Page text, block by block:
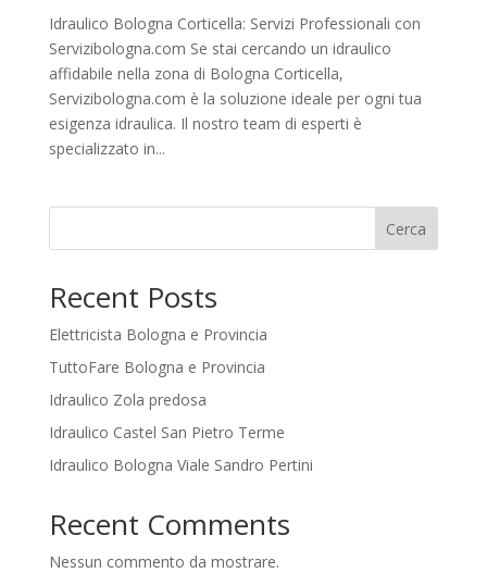
Idraulico Bologna Corticella: Servizi Professionali con
Servizibologna.com Se stai cercando un idraulico
affidabile nella zona di Bologna Corticella,
Servizibologna.com è la soluzione ideale per ogni tua
esigenza idraulica. Il nostro team di esperti è
specializzato in...
Cerca
Recent Posts
Elettricista Bologna e Provincia
TuttoFare Bologna e Provincia
Idraulico Zola predosa
Idraulico Castel San Pietro Terme
Idraulico Bologna Viale Sandro Pertini
Recent Comments
Nessun commento da mostrare.